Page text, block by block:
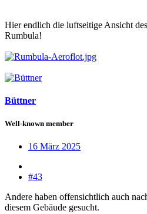
Hier endlich die luftseitige Ansicht
Rumbula!
Büttner
Well-known member
16 März 2025
#43
Andere haben offensichtlich auch
diesem Gebäude gesucht.